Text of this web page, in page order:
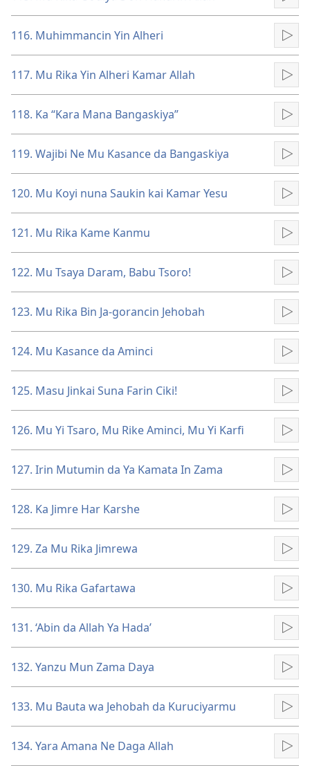
116. Muhimmancin Yin Alheri
117. Mu Rika Yin Alheri Kamar Allah
118. Ka “Kara Mana Bangaskiya”
119. Wajibi Ne Mu Kasance da Bangaskiya
120. Mu Koyi nuna Saukin kai Kamar Yesu
121. Mu Rika Kame Kanmu
122. Mu Tsaya Daram, Babu Tsoro!
123. Mu Rika Bin Ja-gorancin Jehobah
124. Mu Kasance da Aminci
125. Masu Jinkai Suna Farin Ciki!
126. Mu Yi Tsaro, Mu Rike Aminci, Mu Yi Karfi
127. Irin Mutumin da Ya Kamata In Zama
128. Ka Jimre Har Karshe
129. Za Mu Rika Jimrewa
130. Mu Rika Gafartawa
131. ‘Abin da Allah Ya Hada’
132. Yanzu Mun Zama Daya
133. Mu Bauta wa Jehobah da Kuruciyarmu
134. Yara Amana Ne Daga Allah